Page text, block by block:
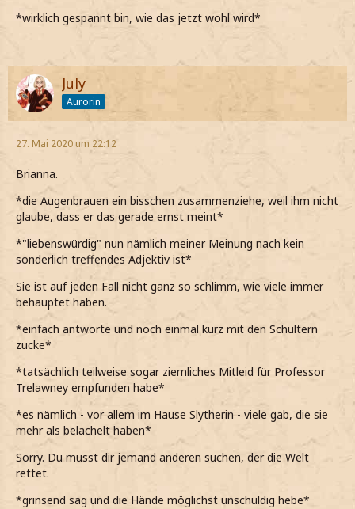
*wirklich gespannt bin, wie das jetzt wohl wird*
July
Aurorin
27. Mai 2020 um 22:12
Brianna.
*die Augenbrauen ein bisschen zusammenziehe, weil ihm nicht
glaube, dass er das gerade ernst meint*
*"liebenswürdig" nun nämlich meiner Meinung nach kein
sonderlich treffendes Adjektiv ist*
Sie ist auf jeden Fall nicht ganz so schlimm, wie viele immer
behauptet haben.
*einfach antworte und noch einmal kurz mit den Schultern
zucke*
*tatsächlich teilweise sogar ziemliches Mitleid für Professor
Trelawney empfunden habe*
*es nämlich - vor allem im Hause Slytherin - viele gab, die sie
mehr als belächelt haben*
Sorry. Du musst dir jemand anderen suchen, der die Welt
rettet.
*grinsend sag und die Hände möglichst unschuldig hebe*